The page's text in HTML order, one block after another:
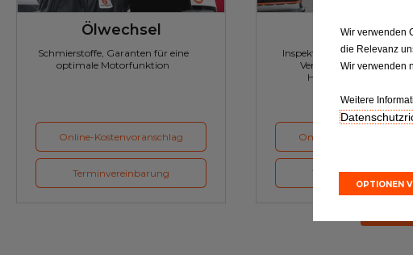
Ölwechsel
Schmierstoffe, Garanten für eine
optimale Motorfunktion
Online-Kostenvoranschlag
Terminvereinbarung
Inspektion
Inspektion und Austausch von
Verschleißteilen gemäß
Herstellervorgaben.
Online-
Terminvereinbarung
Wir verwenden
die Relevanz
Wir verwenden
Weitere
OPTIONEN